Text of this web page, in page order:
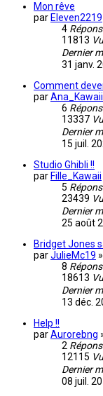
Mon rêve
par Eleven2219
4
11813
Dernier
31 janv.
Comment
parAna_Kawaii
6
13337
Dernier
15 juil.
Studio Ghibli !!
par Fille_Kawaii
5
23439
Dernier
25 août
Bridget Jones
parJulieMc19 »
8
18613
Dernier
13 déc.
Help !!
parAurorebng
2
12115
Dernier
08 juil.